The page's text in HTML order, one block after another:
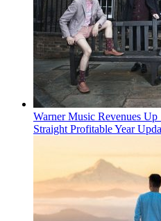
Warner Music Revenues
Straight Profitable Year